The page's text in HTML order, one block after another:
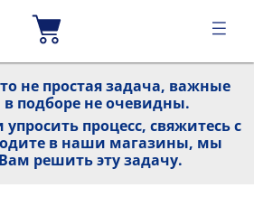
не простая задача, важные
подборе не очевидны.
процесс, свяжитесь с
в наши магазины, мы
решить эту задачу.